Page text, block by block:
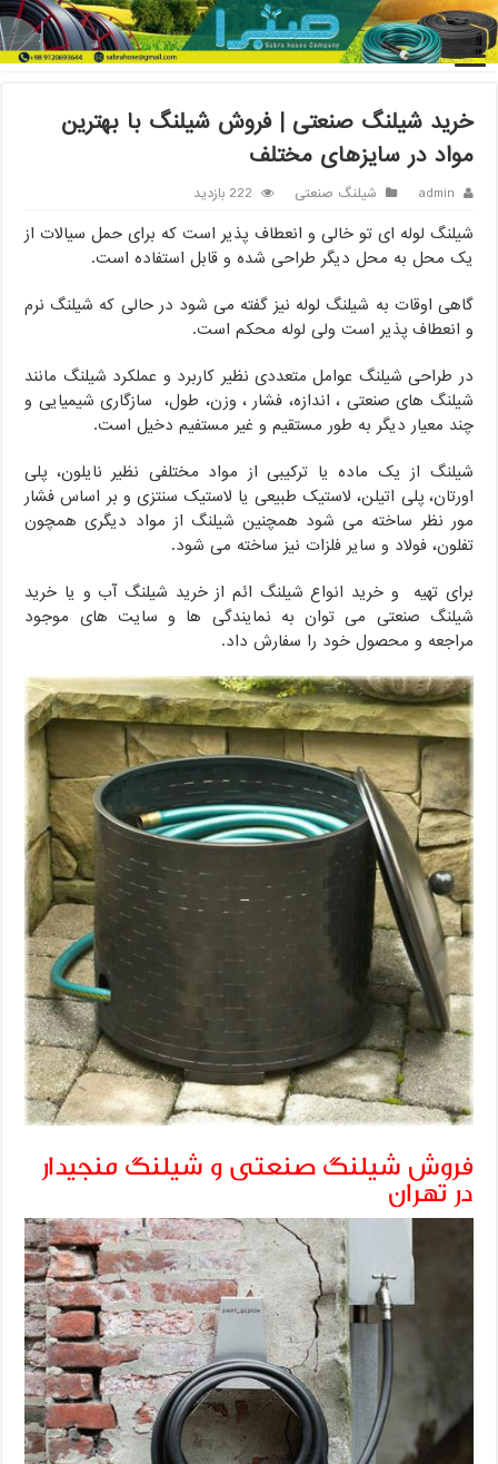
خانه / شیلنگ صنعتی / خرید شیلنگ صنعتی | فروش شیلنگ با بهترین
مواد در سایزهای مختلف
خرید شیلنگ صنعتی | فروش شیلنگ با بهترین
مواد در سایزهای مختلف
admin شیلنگ صنعتی 222 بازدید
شیلنگ لوله ای تو خالی و انعطاف پذیر است که برای حمل سیالات از
یک محل به محل دیگر طراحی شده و قابل استفاده است.
گاهی اوقات به شیلنگ لوله نیز گفته می شود در حالی که شیلنگ نرم
و انعطاف پذیر است ولی لوله محکم است.
در طراحی شیلنگ عوامل متعددی نظیر کاربرد و عملکرد شیلنگ مانند
شیلنگ های صنعتی ، اندازه، فشار ، وزن، طول، سازگاری شیمیایی و
چند معیار دیگر به طور مستقیم و غیر مستفیم دخیل است.
شیلنگ از یک ماده یا ترکیبی از مواد مختلفی نظیر نایلون، پلی
اورتان، پلی اتیلن، لاستیک طبیعی یا لاستیک سنتزی و بر اساس فشار
مور نظر ساخته می شود همچنین شیلنگ از مواد دیگری همچون
تفلون، فولاد و سایر فلزات نیز ساخته می شود.
برای تهیه و خرید انواع شیلنگ ائم از خرید شیلنگ آب و یا خرید
شیلنگ صنعتی می توان به نمایندگی ها و سایت های موجود
مراجعه و محصول خود را سفارش داد.
فروش شیلنگ صنعتی و شیلنگ منجیدار
در تهران